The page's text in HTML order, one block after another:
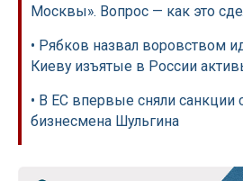
Москвы». Вопрос — как это
• Рябков назвал воровством
Киеву изъятые в России
• В ЕС впервые сняли санкции
бизнесмена Шульгина